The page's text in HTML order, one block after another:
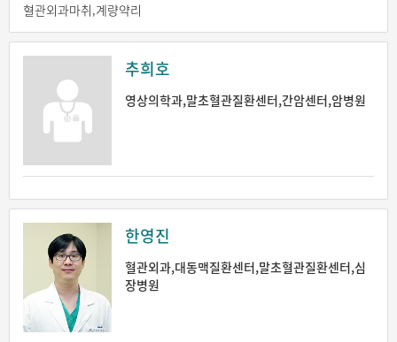
혈관외과마취,계량약리
추희호
영상의학과,말초혈관질환센터,간암센터,암병원
한영진
혈관외과,대동맥질환센터,말초혈관질환센터,심
장병원